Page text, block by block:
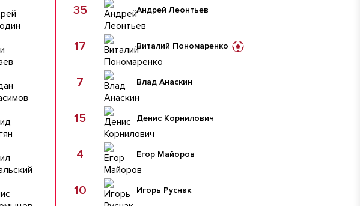
Андрей Леонтьев
35
Виталий Пономаренко
17
Влад Анаскин
7
Денис Корнилович
15
Егор Майоров
4
Игорь Руснак
10